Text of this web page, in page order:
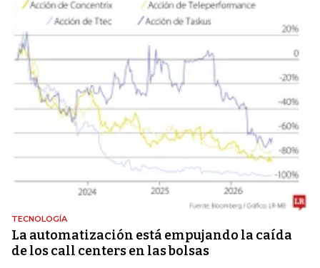
TECNOLOGÍA
La automatización está empujando la caída
de los call centers en las bolsas